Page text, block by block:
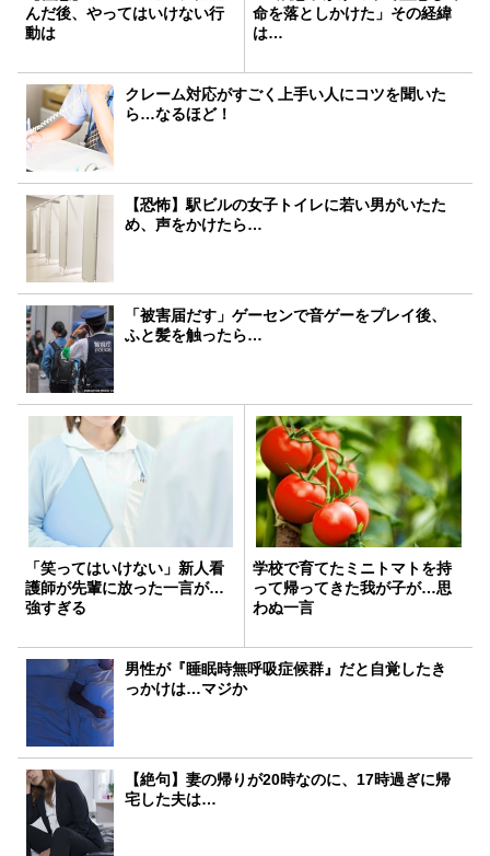
んだ後、やってはいけない行
動は
命を落としかけた」その経緯
は…
クレーム対応がすごく上手い人にコツを聞いた
ら…なるほど！
【恐怖】駅ビルの女子トイレに若い男がいたた
め、声をかけたら…
「被害届だす」ゲーセンで音ゲーをプレイ後、
ふと髪を触ったら…
「笑ってはいけない」新人看
護師が先輩に放った一言が…
強すぎる
学校で育てたミニトマトを持
って帰ってきた我が子が…思
わぬ一言
男性が『睡眠時無呼吸症候群』だと自覚したき
っかけは…マジか
【絶句】妻の帰りが20時なのに、17時過ぎに帰
宅した夫は…